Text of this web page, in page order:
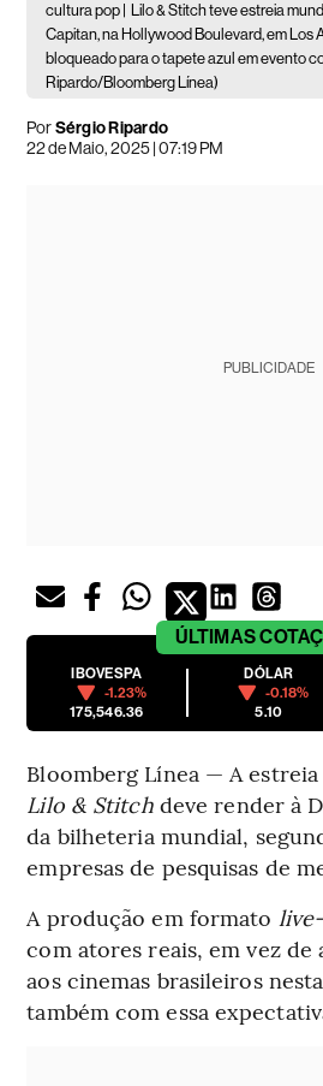
cultura pop |
Lilo & Stitch teve estreia
Capitan, na Hollywood Boulevard, em Los
bloqueado para o tapete azul em evento
Ripardo/Bloomberg Línea)
PorSérgio Ripardo
22 de Maio, 2025 | 07:19 PM
PUBLICIDADE
ÚLTIMAS
IBOVESPA
-1.23%
175,546.36
DÓLAR
-0.18%
5.10
Bloomberg Línea — A
Lilo & Stitchdeve render à
da bilheteria mundial,
empresas de pesquisas de
A produção em formato
com atores reais, em vez de
aos cinemas brasileiros
também com essa